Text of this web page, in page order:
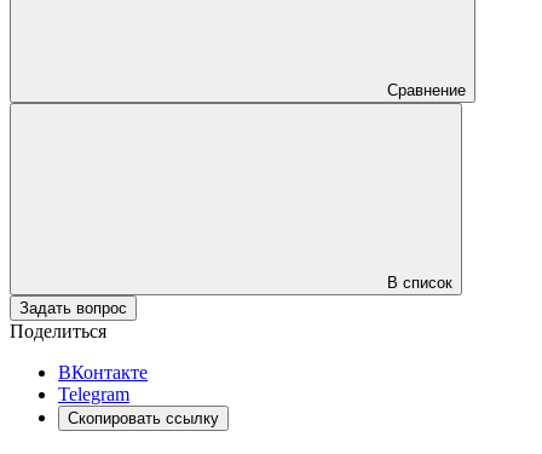
Сравнение
В список
Задать вопрос
Поделиться
ВКонтакте
Telegram
Скопировать ссылку